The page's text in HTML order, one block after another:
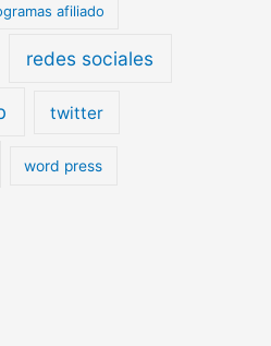
afiliado
redes sociales
twitter
word press